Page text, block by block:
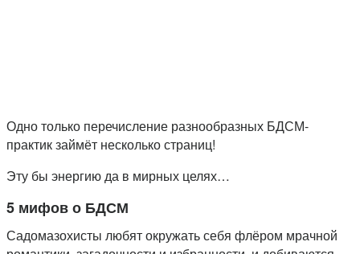
Одно только перечисление разнообразных БДСМ-
практик займёт несколько страниц!
Эту бы энергию да в мирных целях…
5 мифов о БДСМ
Садомазохисты любят окружать себя флёром мрачной